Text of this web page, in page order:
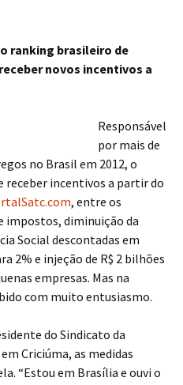
ranking brasileiro de
novos incentivos a
Responsável
por mais de
no Brasil em 2012, o
receber incentivos a partir do
, entre os
impostos, diminuição da
Social descontadas em
2% e injeção de R$ 2 bilhões
empresas. Mas na
com muito entusiasmo.
do Sindicato da
Criciúma, as medidas
“Estou em Brasília e ouvi o